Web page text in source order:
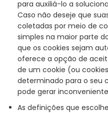
para auxiliá-lo a
Caso não deseje que
coletadas por meio de
simples na maior parte
que os cookies sejam
oferece a opção de
de um cookie (ou
determinado para o seu
pode gerar
As definições que